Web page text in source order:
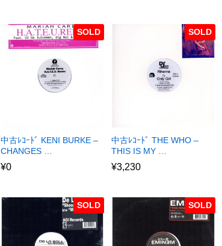
SOLD
中古ﾚｺｰﾄﾞ KENI BURKE –
CHANGES …
¥0
SOLD
中古ﾚｺｰﾄﾞ THE WHO –
THIS IS MY …
¥3,230
SOLD SOLD